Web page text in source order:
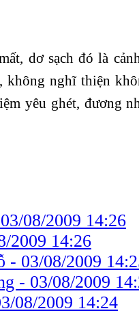
dơ sạch đó là
không nghĩ thiện
yêu ghét, đương
03/08/2009 14:26
2009 14:26
- 03/08/2009
- 03/08/2009
08/2009 14:24